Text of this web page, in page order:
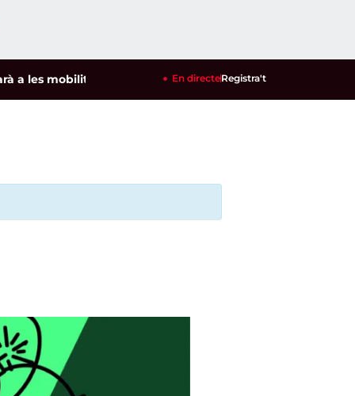
les mobilitzacions per defensar els cultius de la garrofa i
En directeRegistra't